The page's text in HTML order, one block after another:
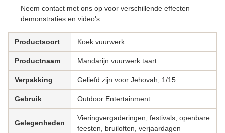
Neem contact met ons op voor verschillende effecten
demonstraties en video's
Productsoort Koek vuurwerk
Productnaam Mandarijn vuurwerk taart
Verpakking Geliefd zijn voor Jehovah, 1/15
Gebruik Outdoor Entertainment
Gelegenheden
Vieringvergaderingen, festivals, openbare
feesten, bruiloften, verjaardagen